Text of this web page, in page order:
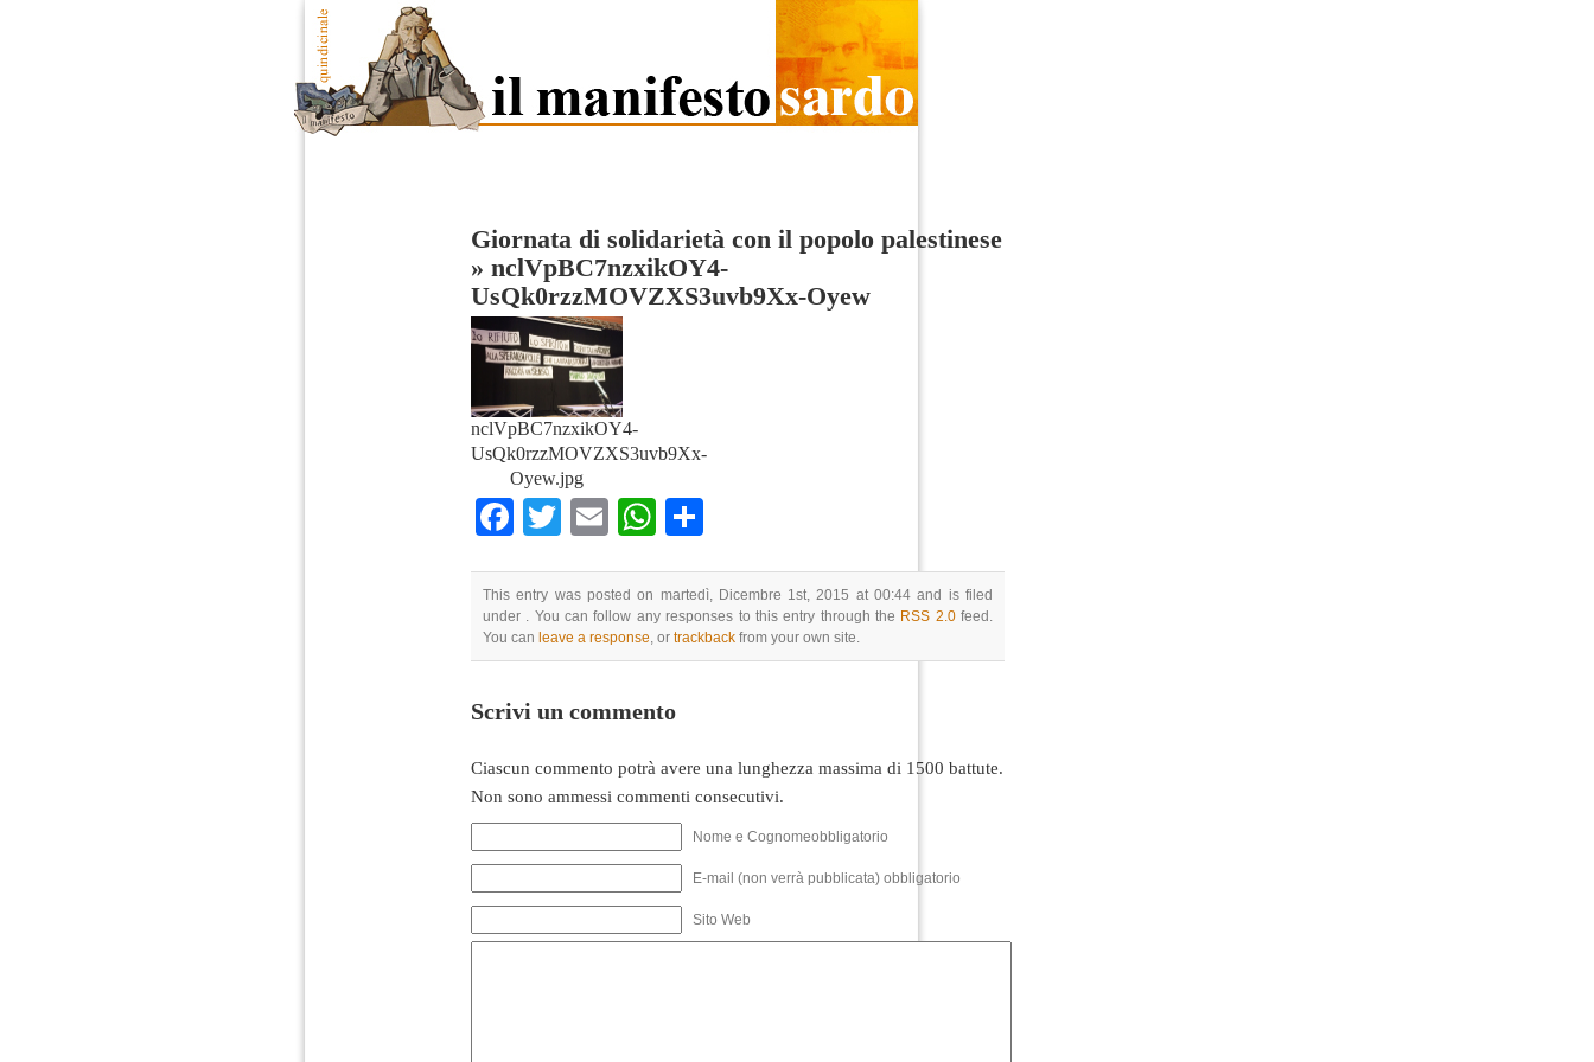
Giornata di solidarietà con il popolo palestinese
» nclVpBC7nzxikOY4-
UsQk0rzzMOVZXS3uvb9Xx-Oyew
nclVpBC7nzxikOY4-
UsQk0rzzMOVZXS3uvb9Xx-
Oyew.jpg
Facebook
TwitterEmailWhatsApp
This entry was posted on martedì, Dicembre 1st, 2015 at 00:44 and is filed
under . You can follow any responses to this entry through the RSS 2.0feed.
You can leave a response, or trackback from your own site.
Scrivi un commento
Ciascun commento potrà avere una lunghezza massima di 1500 battute.
Non sono ammessi commenti consecutivi.
Nome e Cognomeobbligatorio
E-mail (non verrà pubblicata) obbligatorio
Sito Web